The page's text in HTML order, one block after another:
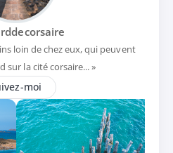
loin de chez eux, qui peuvent
sur la cité corsaire... »
moi